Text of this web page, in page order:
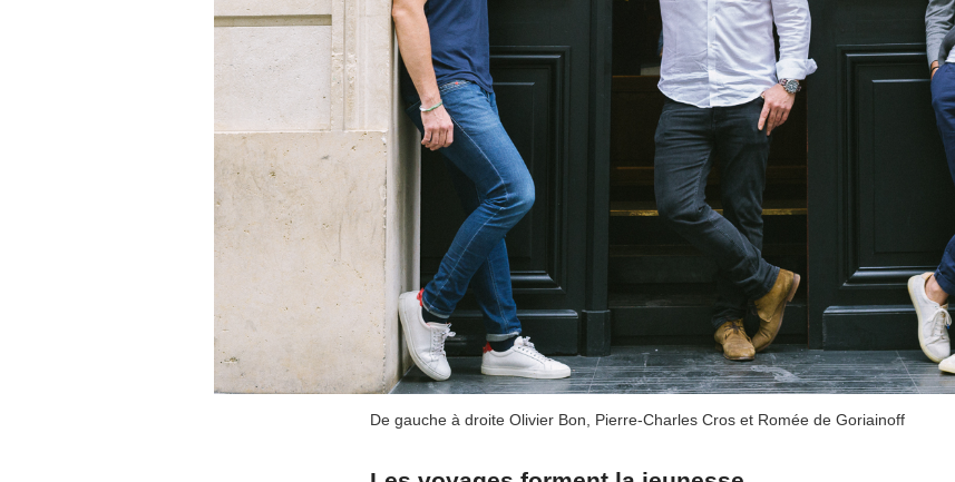
De gauche à droite Olivier Bon, Pierre-Charles Cros et Romée de Goriainoff